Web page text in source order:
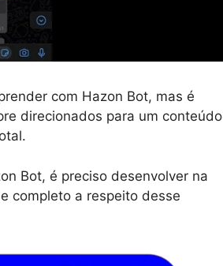
com Hazon Bot, mas é
direcionados para um conteúdo
Bot, é preciso desenvolver na
completo a respeito desse